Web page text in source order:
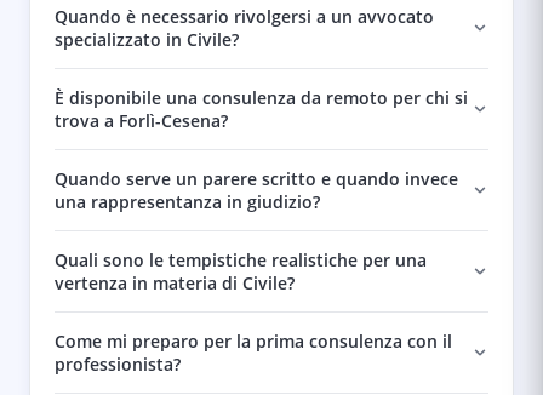
Quando è necessario rivolgersi a un avvocato
specializzato in Civile?
È disponibile una consulenza da remoto per chi si
trova a Forlì-Cesena?
Quando serve un parere scritto e quando invece
una rappresentanza in giudizio?
Quali sono le tempistiche realistiche per una
vertenza in materia di Civile?
Come mi preparo per la prima consulenza con il
professionista?